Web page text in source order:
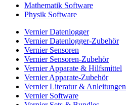
Mathematik Software
Physik Software
Vernier Datenlogger
Vernier Datenlogger-Zubehör
Vernier Sensoren
Vernier Sensoren-Zubehör
Vernier Apparate & Hilfsmittel
Vernier Apparate-Zubehör
Vernier Literatur & Anleitungen
Vernier Software